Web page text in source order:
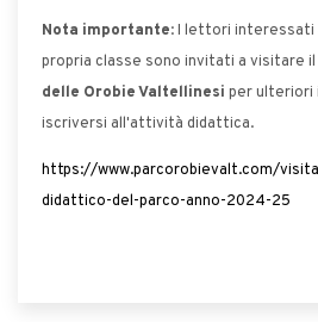
Nota importante: I lettori interessati
propria classe sono invitati a visitare il
delle Orobie Valtellinesi per ulteriori
iscriversi all'attività didattica.
https://www.parcorobievalt.com/
didattico-del-parco-anno-2024-25